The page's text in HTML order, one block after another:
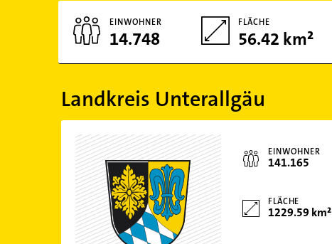
EINWOHNER
14.748
FLÄCHE
56.42 km²
Landkreis Unterallgäu
EINWOHNER
141.165
FLÄCHE
1229.59 km²